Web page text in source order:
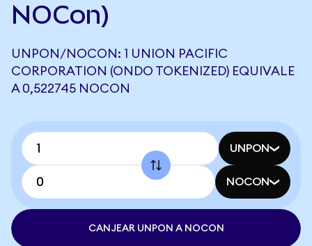
NOCon)
UNPON/NOCON: 1 UNION PACIFIC
CORPORATION (ONDO TOKENIZED) EQUIVALE
A 0,522745 NOCON
UNPON
NOCON
CANJEAR UNPON A NOCON